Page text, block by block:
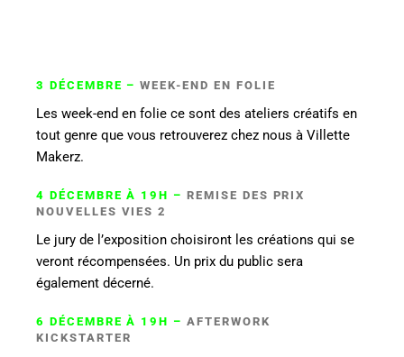
3 DÉCEMBRE – WEEK-END EN FOLIE
Les week-end en folie ce sont des ateliers créatifs en
tout genre que vous retrouverez chez nous à Villette
Makerz.
4 DÉCEMBRE À 19H – REMISE DES PRIX
NOUVELLES VIES 2
Le jury de l’exposition choisiront les créations qui se
veront récompensées. Un prix du public sera
également décerné.
6 DÉCEMBRE À 19H – AFTERWORK
KICKSTARTER